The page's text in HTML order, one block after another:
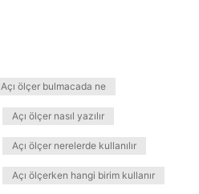
Açı ölçer bulmacada ne
Açı ölçer nasıl yazılır
Açı ölçer nerelerde kullanılır
Açı ölçerken hangi birim kullanır